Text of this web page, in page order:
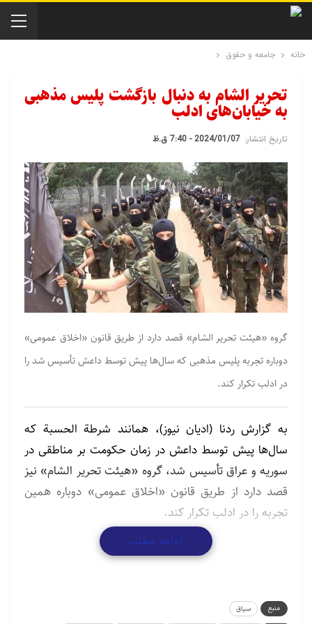
خانه جامعه و حقوق
تحریر الشام به دنبال بازگشت پلیس مذهبی
به خیابان‌های ادلب
تاریخ انتشار: 2024/01/07 - 7:40 ق.ظ
گروه «هیئت تحریر الشام» قصد دارد از طریق قانون «اخلاق عمومی»
دوباره تجربه پلیس مذهبی که سال‌ها پیش توسط داعش تأسیس شد را
در ادلب تکرار کند.
به گزارش ردنا (ادیان نیوز)، همانند شرطة الحسبة که
سال‌ها پیش توسط داعش در زمان حکومت بر مناطقی در
سوریه و عراق تأسیس شد، گروه «هیئت تحریر الشام» نیز
قصد دارد از طریق قانون «اخلاق عمومی» دوباره همین
تجربه را در ادلب تکرار کند.
قانونی که متن اولیه آن توسط رسانه‌های معارضان سوری
منتشر شد و در مفاد آن ایجاد پلیس اخلاق عمومی،
پخش موسیقی و ممنوعیت اختلاط بین زن و مرد در محل
ادامه مطلب
منبع
سیاق